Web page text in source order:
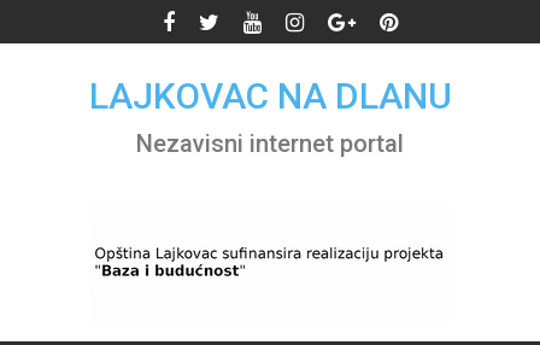
to
LAJKOVAC NA DLANU
Nezavisni internet portal